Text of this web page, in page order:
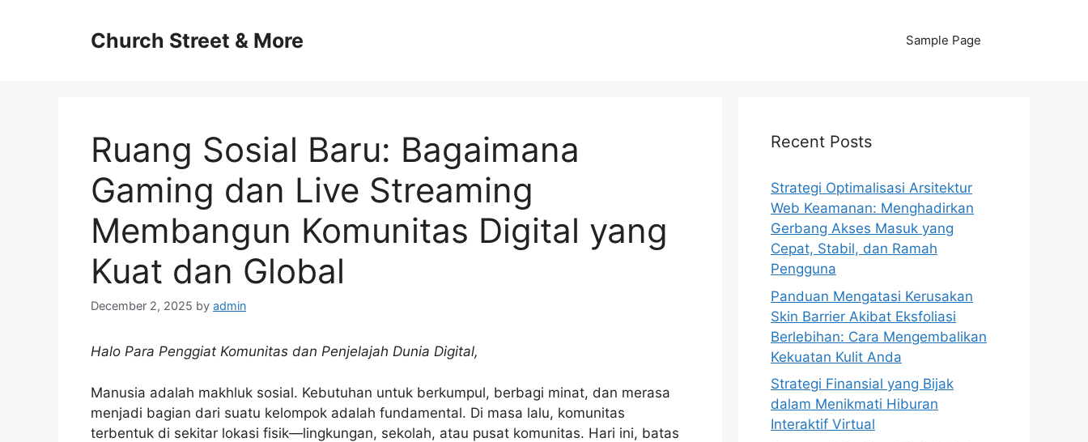
Church Street & More Sample Page
Ruang Sosial Baru: Bagaimana
Gaming dan Live Streaming
Membangun Komunitas Digital yang
Kuat dan Global
December 2, 2025 by admin
Halo Para Penggiat Komunitas dan Penjelajah Dunia Digital,
Manusia adalah makhluk sosial. Kebutuhan untuk berkumpul, berbagi minat, dan merasa
menjadi bagian dari suatu kelompok adalah fundamental. Di masa lalu, komunitas
terbentuk di sekitar lokasi fisik—lingkungan, sekolah, atau pusat komunitas. Hari ini, batas
Recent Posts
Strategi Optimalisasi Arsitektur
Web Keamanan: Menghadirkan
Gerbang Akses Masuk yang
Cepat, Stabil, dan Ramah
Pengguna
Panduan Mengatasi Kerusakan
Skin Barrier Akibat Eksfoliasi
Berlebihan: Cara Mengembalikan
Kekuatan Kulit Anda
Strategi Finansial yang Bijak
dalam Menikmati Hiburan
Interaktif Virtual